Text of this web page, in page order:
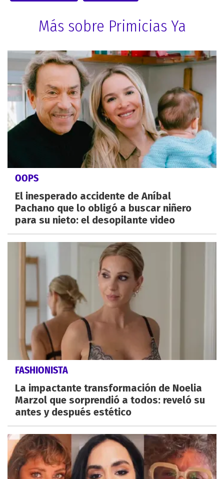
Más sobre Primicias Ya
OOPS
El inesperado accidente de Aníbal
Pachano que lo obligó a buscar niñero
para su nieto: el desopilante video
FASHIONISTA
La impactante transformación de Noelia
Marzol que sorprendió a todos: reveló su
antes y después estético